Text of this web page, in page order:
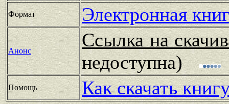
Формат Электронная
Анонс
Ссылка на
недоступна)
Помощь Как скачать